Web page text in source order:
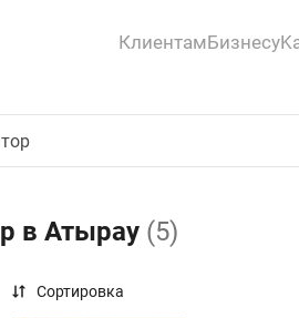
КлиентамБизнесу
в Атырау (5)
Сортировка